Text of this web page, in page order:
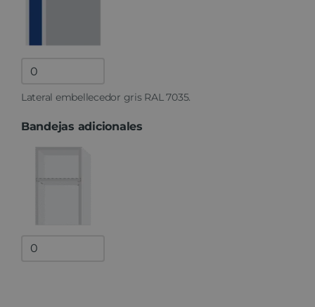
Lateral
Lateral embellecedor gris RAL 7035.
Bandejas adicionales
Bandejas